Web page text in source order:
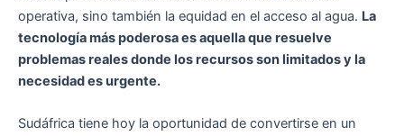
operativa, sino también la equidad en el acceso al agua. La
tecnología más poderosa es aquella que resuelve
problemas reales donde los recursos son limitados y la
necesidad es urgente.
Sudáfrica tiene hoy la oportunidad de convertirse en un